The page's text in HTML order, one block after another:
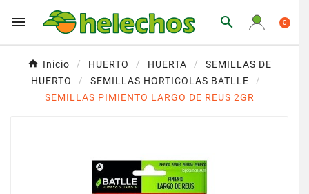
  0
Inicio HUERTO HUERTA
SEMILLAS DE
HUERTO
SEMILLAS HORTICOLAS BATLLE
SEMILLAS PIMIENTO LARGO DE REUS 2GR